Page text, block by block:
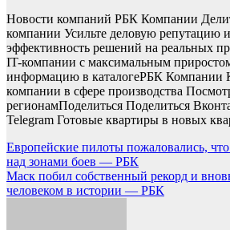
Новости компаний РБК Компании
компании Усильте деловую репутацию
эффективность решений на реальных
IT-компании с максимальным
информацию в каталогеРБК Компании
компании в сфере производства
регионамПоделиться Поделиться
Telegram Готовые квартиры в новых
Навигация
по
записям
Европейские пилоты пожаловались, что
над зонами боев — РБК
Маск побил собственный рекорд и
человеком в истории — РБК